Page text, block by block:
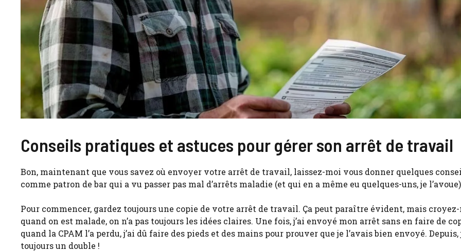
Conseils pratiques et astuces pour gérer son arrêt de travail
Bon, maintenant que vous savez où envoyer votre arrêt de travail, laissez-moi vous donner quelques
comme patron de bar qui a vu passer pas mal d’arrêts maladie (et qui en a même eu quelques-uns, je
Pour commencer, gardez toujours une copie de votre arrêt de travail. Ça peut paraître évident, mais
quand on est malade, on n’a pas toujours les idées claires. Une fois, j’ai envoyé mon arrêt sans en faire de
quand la CPAM l’a perdu, j’ai dû faire des pieds et des mains pour prouver que je l’avais bien envoyé.
toujours un double !